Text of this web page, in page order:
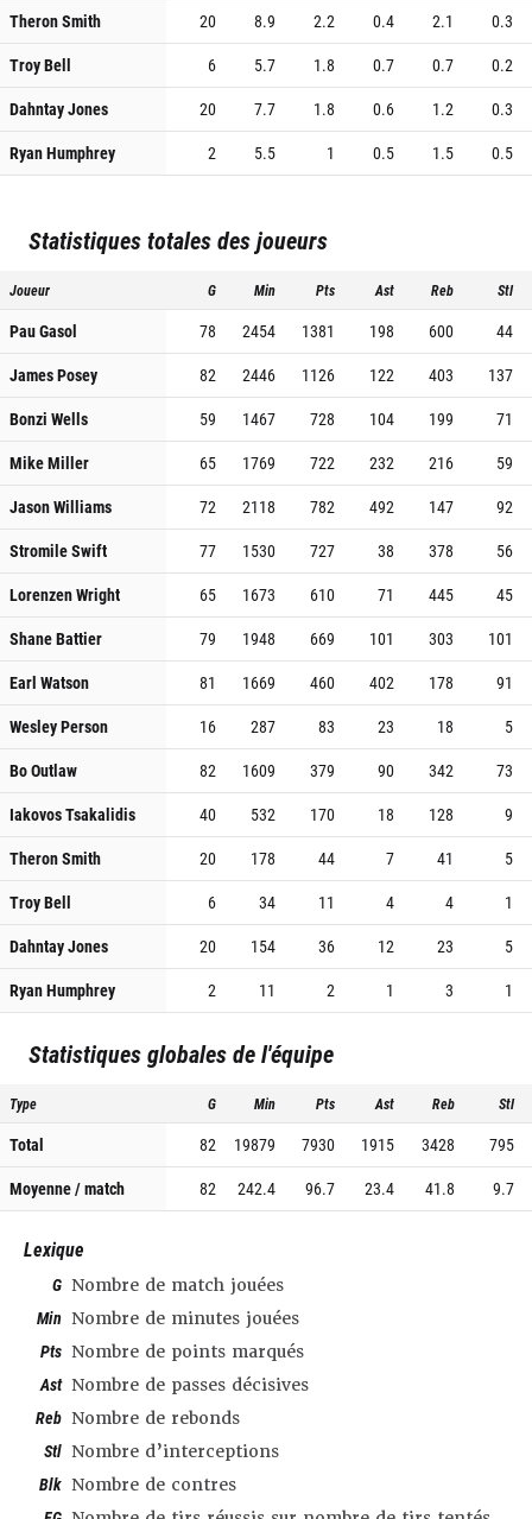
Theron Smith
20 8.9 2.2 0.4 2.1
0.3
Troy Bell
6 5.7 1.8 0.7 0.7
0.2
Dahntay Jones
20 7.7 1.8 0.6 1.2
0.3
Ryan Humphrey
2 5.5 1 0.5 1.5 0.5
Statistiques totales des joueurs
Joueur G Min Pts Ast Reb Stl
Pau Gasol 78 2454 1381 198 600
44
James Posey
82 2446 1126 122 403
137
Bonzi Wells
59 1467 728 104 199
71
Mike Miller
65 1769 722 232 216
59
Jason Williams
72 2118 782 492 147
92
Stromile Swift
77 1530 727 38 378
56
Lorenzen Wright
65 1673 610 71 445
45
Shane Battier
79 1948 669 101 303
101
Earl Watson
81 1669 460 402 178
91
Wesley Person
16 287 83 23 18
5
Bo Outlaw
82 1609 379 90 342
73
Iakovos Tsakalidis
40 532 170 18 128
9
Theron Smith
20 178 44 7 41
5
Troy Bell
6 34 11 4 4
1
Dahntay Jones
20 154 36 12 23
5
Ryan Humphrey
2 11 2 1 3 1
Statistiques globales de l'équipe
Type G Min Pts Ast Reb Stl
Total 82 19879 7930 1915 3428
795
Moyenne / match
82 242.4 96.7 23.4 41.8 9.7
Lexique
G Nombre de match jouées
Min Nombre de minutes jouées
Pts Nombre de points marqués
Ast Nombre de passes décisives
Reb Nombre de rebonds
Stl Nombre d’interceptions
Blk Nombre de contres